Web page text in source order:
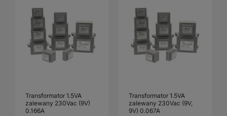
Transformator 1.5VA
zalewany 230Vac (9V)
0.166A
Transformator 1.5VA
zalewany 230Vac (9V,
9V) 0.067A